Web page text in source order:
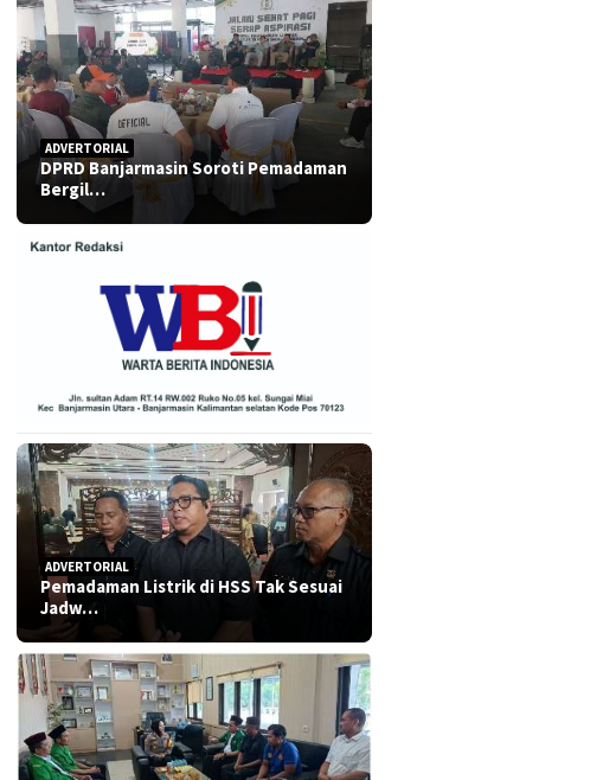
ADVERTORIAL
DPRD Banjarmasin Soroti Pemadaman
Bergil…
ADVERTORIAL
Pemadaman Listrik di HSS Tak Sesuai
Jadw…